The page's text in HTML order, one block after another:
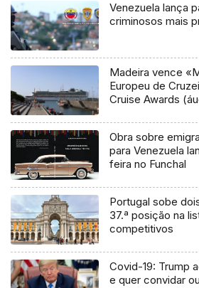
Venezuela lança
criminosos mais
Madeira vence
Europeu de
Cruise Awards
Obra sobre
para Venezuela
feira no Funchal
Portugal sobe
37.ª posição na
competitivos
Covid-19: Trump
e quer convidar